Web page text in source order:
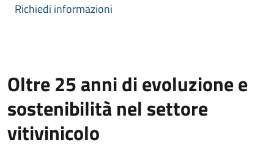
Richiedi informazioni
Oltre 25 anni di evoluzione e
sostenibilità nel settore
vitivinicolo